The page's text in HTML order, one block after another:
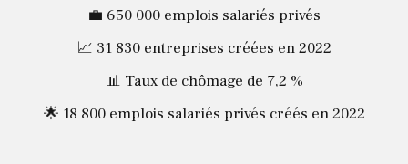
💼 650 000 emplois salariés privés
📈 31 830 entreprises créées en 2022
📊 Taux de chômage de 7,2 %
🌟 18 800 emplois salariés privés créés en 2022